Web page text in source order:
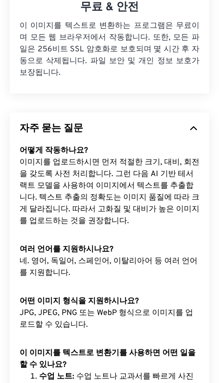
무료 & 안전
이 이미지를 텍스트로 변환하는 프로그램은 무료이
며 모든 웹 브라우저에서 작동합니다. 또한, 모든 파
일은 256비트 SSL 암호화로 보호되며 몇 시간 후 자
동으로 삭제됩니다. 파일 보안 및 개인 정보 보호가
보장됩니다.
자주 묻는 질문
어떻게 작동하나요?
이미지를 업로드하시면 먼저 적절한 크기, 대비, 회전
을 갖도록 사전 처리합니다. 그런 다음 AI 기반 테서
랙트 모델을 사용하여 이미지에서 텍스트를 추출합
니다. 텍스트 추출의 정확도는 이미지 품질에 따라 크
게 달라집니다. 따라서 고화질 및 대비가 높은 이미지
를 업로드하는 것을 권장합니다.
여러 언어를 지원하시나요?
네. 영어, 독일어, 스페인어, 이탈리아어 등 여러 언어
를 지원합니다.
어떤 이미지 형식을 지원하시나요?
JPG, JPEG, PNG 또는 WebP 형식으로 이미지를 업
로드할 수 있습니다.
이 이미지를 텍스트로 변환기를 사용하면 어떤 일을
할 수 있나요?
수업 노트: 수업 노트나 교과서를 빠르게 사진